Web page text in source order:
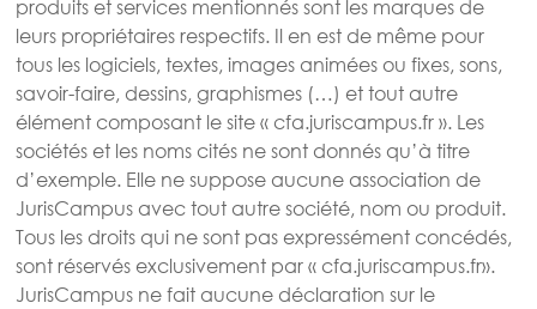
produits et services mentionnés sont les marques de
leurs propriétaires respectifs. Il en est de même pour
tous les logiciels, textes, images animées ou fixes, sons,
savoir-faire, dessins, graphismes (…) et tout autre
élément composant le site « cfa.juriscampus.fr ». Les
sociétés et les noms cités ne sont donnés qu’à titre
d’exemple. Elle ne suppose aucune association de
JurisCampus avec tout autre société, nom ou produit.
Tous les droits qui ne sont pas expressément concédés,
sont réservés exclusivement par « cfa.juriscampus.fr».
JurisCampus ne fait aucune déclaration sur le